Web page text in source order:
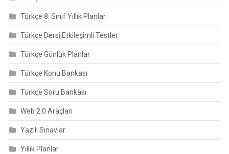
Türkçe 8. Sınıf Yıllık Planlar
Türkçe Dersi Etkileşimli Testler
Türkçe Günlük Planlar
Türkçe Konu Bankası
Türkçe Soru Bankası
Web 2.0 Araçları
Yazılı Sınavlar
Yıllık Planlar